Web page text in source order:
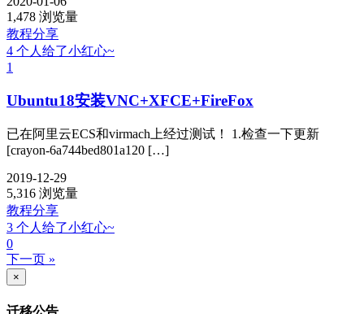
1,478 浏览量
教程分享
4 个人给了小红心~
1
Ubuntu18安装VNC+XFCE+FireFox
已在阿里云ECS和virmach上经过测试！ 1.检查一下更新
[crayon-6a744bed801a120 […]
2019-12-29
5,316 浏览量
教程分享
3 个人给了小红心~
0
下一页 »
×
迁移公告